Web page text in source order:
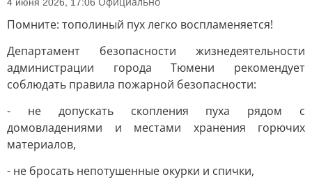
Помните: тополиный пух легко воспламеняется!
Департамент безопасности жизнедеятельности
администрации города Тюмени рекомендует
соблюдать правила пожарной безопасности:
- не допускать скопления пуха рядом с
домовладениями и местами хранения горючих
материалов,
- не бросать непотушенные окурки и спички,